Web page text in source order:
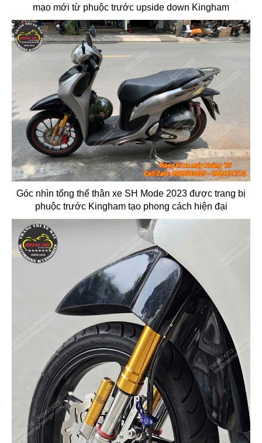
mạo mới từ phuộc trước upside down Kingham
Góc nhìn tổng thể thân xe SH Mode 2023 được trang bị
phuộc trước Kingham tạo phong cách hiện đại